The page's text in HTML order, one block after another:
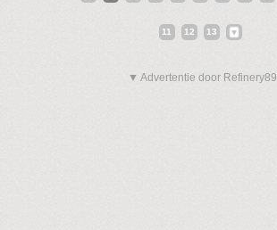
11 12 13
▼ Advertentie door Refinery89